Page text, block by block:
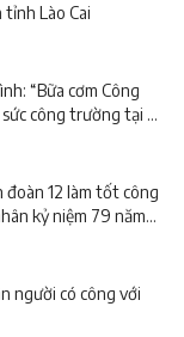
Lào Cai
“Bữa cơm Công
cấp La Êê (TP. Đà
đoàn 12 làm tốt công
kỷ niệm 79 năm
người có công với